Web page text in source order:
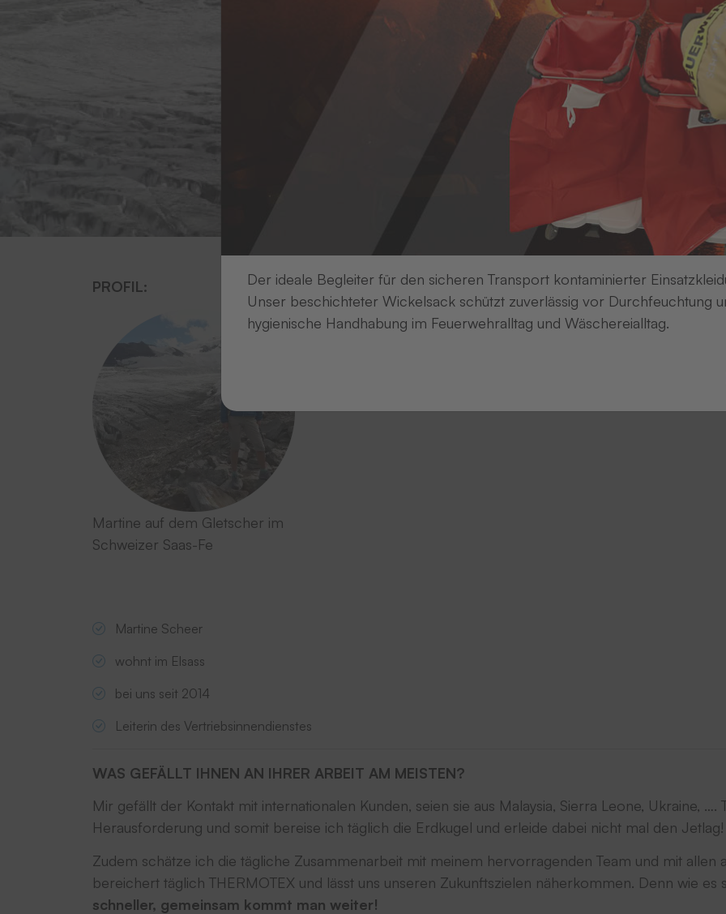
PROFIL:
Martine auf dem Gletscher im
Schweizer Saas-Fe
Martine Scheer
wohnt im Elsass
bei uns seit 2014
Leiterin des Vertriebsinnendienstes
WAS GEFÄLLT IHNEN AN IHRER ARBEIT AM MEISTEN?
Mir gefällt der Kontakt mit internationalen Kunden, seien sie aus Malaysia, Sierra Leone, Ukraine,
Herausforderung und somit bereise ich täglich die Erdkugel und erleide dabei nicht mal den Jetlag!
Zudem schätze ich die tägliche Zusammenarbeit mit meinem hervorragenden Team und mit allen
bereichert täglich THERMOTEX und lässt uns unseren Zukunftszielen näherkommen. Denn wie es
schneller, gemeinsam kommt man weiter!
Der ideale Begleiter für den sicheren Transport kontaminierter
Unser beschichteter Wickelsack schützt zuverlässig vor Durchfeuchtung
hygienische Handhabung im Feuerwehralltag und Wäschereialltag.